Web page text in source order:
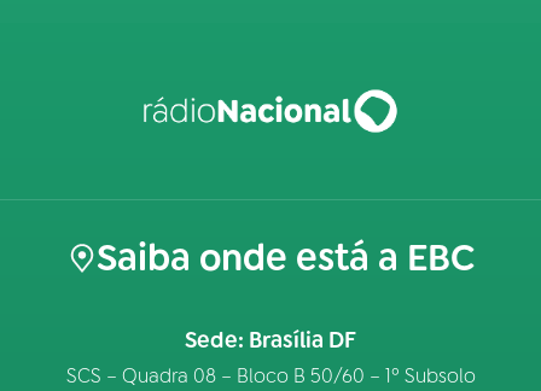
Saiba onde está a EBC
Sede: Brasília DF
SCS – Quadra 08 – Bloco B 50/60 – 1º Subsolo